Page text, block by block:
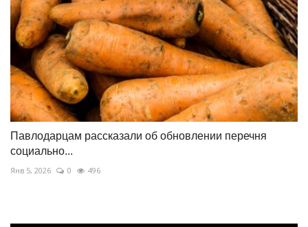
Павлодарцам рассказали об обновлении перечня
социально...
Янв 5, 2026 0 496